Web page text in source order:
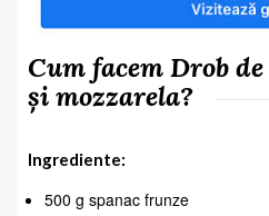
Cum facem Drob
și mozzarela?
Ingrediente:
500 g spanac frunze